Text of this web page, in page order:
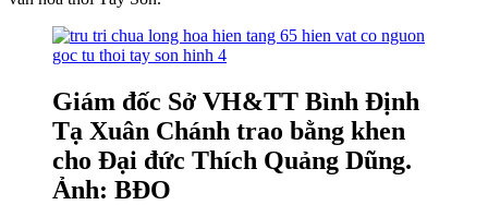
Giám đốc Sở VH&TT Bình Định
Tạ Xuân Chánh trao bằng khen
cho Đại đức Thích Quảng Dũng.
Ảnh: BĐO